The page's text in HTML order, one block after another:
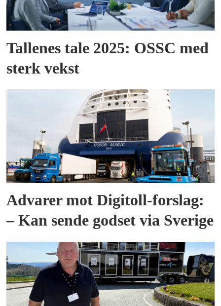
Tallenes tale 2025: OSSC med
sterk vekst
Advarer mot Digitoll-forslag:
– Kan sende godset via Sverige